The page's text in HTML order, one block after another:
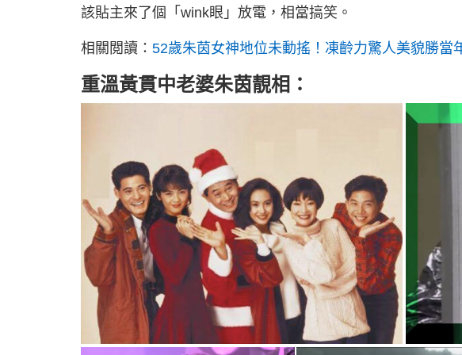
該貼主來了個「wink眼」放電，相當搞笑。
相關閲讀： 52歲朱茵女神地位未動搖！凍齡力驚人美貌勝
重溫黃貫中老婆朱茵靚相：